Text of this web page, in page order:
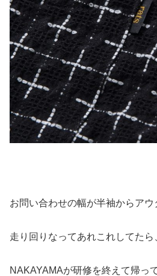
お問い合わせの幅が半袖からアウ
走り回りなってあれこれしてたら
NAKAYAMAが研修を終えて帰っ